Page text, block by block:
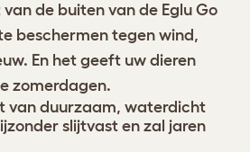
de buiten van de Eglu Go
beschermen tegen wind,
En het geeft uw dieren
zomerdagen.
van duurzaam, waterdicht
slijtvast en zal jaren